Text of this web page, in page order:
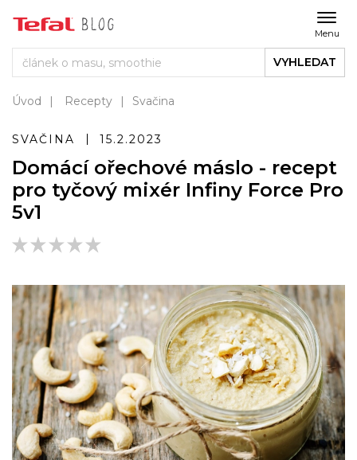
Menu
VYHLEDAT
Úvod Recepty Svačina
SVAČINA 15.2.2023
Domácí ořechové máslo - recept
pro tyčový mixér Infiny Force Pro
5v1